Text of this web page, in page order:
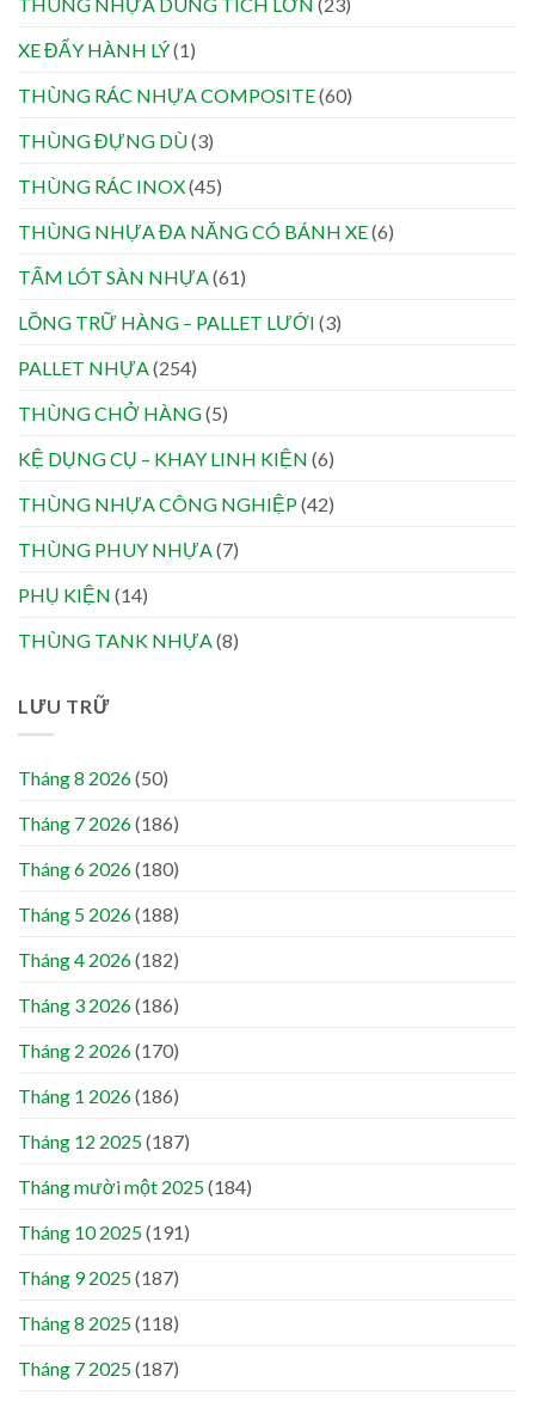
XE ĐẨY HÀNH LÝ(1)
THÙNG RÁC NHỰA COMPOSITE(60)
THÙNG ĐỰNG DÙ(3)
THÙNG RÁC INOX(45)
THÙNG NHỰA ĐA NĂNG CÓ BÁNH XE(6)
TẤM LÓT SÀN NHỰA (61)
LỒNG TRỮ HÀNG – PALLET LƯỚI (3)
PALLET NHỰA (254)
THÙNG CHỞ HÀNG(5)
KỆ DỤNG CỤ – KHAY LINH KIỆN (6)
THÙNG NHỰA CÔNG NGHIỆP(42)
THÙNG PHUY NHỰA (7)
PHỤ KIỆN (14)
THÙNG TANK NHỰA (8)
LƯU TRỮ
Tháng 8 2026(50)
Tháng 7 2026(186)
Tháng 6 2026(180)
Tháng 5 2026(188)
Tháng 4 2026(182)
Tháng 3 2026(186)
Tháng 2 2026(170)
Tháng 1 2026(186)
Tháng 12 2025(187)
Tháng mười một 2025(184)
Tháng 10 2025(191)
Tháng 9 2025(187)
Tháng 8 2025(118)
Tháng 7 2025(187)